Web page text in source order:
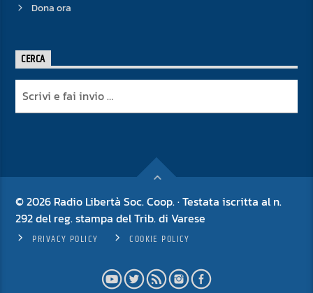
Dona ora
CERCA
© 2026 Radio Libertà Soc. Coop. · Testata iscritta al n.
292 del reg. stampa del Trib. di Varese
PRIVACY POLICY COOKIE POLICY